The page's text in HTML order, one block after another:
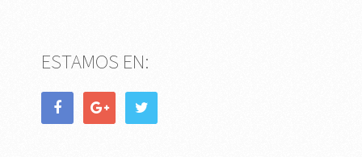
ESTAMOS EN: